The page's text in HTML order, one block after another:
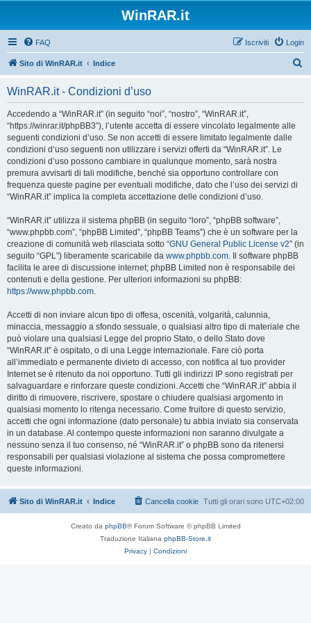
WinRAR.it
FAQ Login
Iscriviti
Sito di WinRAR.it Indice
WinRAR.it - Condizioni d’uso
Accedendo a “WinRAR.it” (in seguito “noi”, “nostro”, “WinRAR.it”,
“https://winrar.it/phpBB3”), l’utente accetta di essere vincolato legalmente alle
seguenti condizioni d’uso. Se non accetti di essere limitato legalmente dalle
condizioni d’uso seguenti non utilizzare i servizi offerti da “WinRAR.it”. Le
condizioni d’uso possono cambiare in qualunque momento, sarà nostra
premura avvisarti di tali modifiche, benché sia opportuno controllare con
frequenza queste pagine per eventuali modifiche, dato che l’uso dei servizi di
“WinRAR.it” implica la completa accettazione delle condizioni d’uso.
“WinRAR.it” utilizza il sistema phpBB (in seguito “loro”, “phpBB software”,
“www.phpbb.com”, “phpBB Limited”, “phpBB Teams”) che è un software per la
creazione di comunità web rilasciata sotto “GNU General Public License v2” (in
seguito “GPL”) liberamente scaricabile da www.phpbb.com. Il software phpBB
facilita le aree di discussione internet; phpBB Limited non è responsabile dei
contenuti e della gestione. Per ulteriori informazioni su phpBB:
https://www.phpbb.com.
Accetti di non inviare alcun tipo di offesa, oscenità, volgarità, calunnia,
minaccia, messaggio a sfondo sessuale, o qualsiasi altro tipo di materiale che
può violare una qualsiasi Legge del proprio Stato, o dello Stato dove
“WinRAR.it” è ospitato, o di una Legge internazionale. Fare ciò porta
all’immediato e permanente divieto di accesso, con notifica al tuo provider
Internet se è ritenuto da noi opportuno. Tutti gli indirizzi IP sono registrati per
salvaguardare e rinforzare queste condizioni. Accetti che “WinRAR.it” abbia il
diritto di rimuovere, riscrivere, spostare o chiudere qualsiasi argomento in
qualsiasi momento lo ritenga necessario. Come fruitore di questo servizio,
accetti che ogni informazione (dato personale) tu abbia inviato sia conservata
in un database. Al contempo queste informazioni non saranno divulgate a
nessuno senza il tuo consenso, né “WinRAR.it” o phpBB sono da ritenersi
responsabili per qualsiasi violazione al sistema che possa compromettere
queste informazioni.
Sito di WinRAR.it Indice Tutti gli orari sono UTC+02:00
Cancella cookie
Creato da phpBB® Forum Software © phpBB Limited
Traduzione Italiana phpBB-Store.it
Privacy | Condizioni